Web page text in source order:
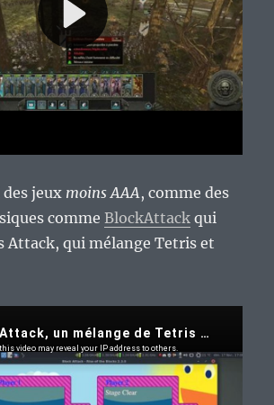
jeux moins AAA, comme des
commeBlockAttack qui
Attack, qui mélange Tetris et